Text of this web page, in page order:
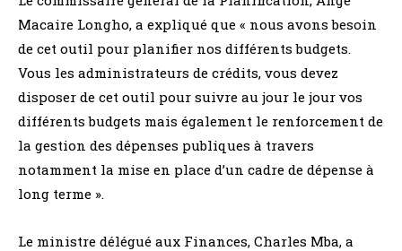
Macaire Longho, a expliqué que « nous avons besoin
de cet outil pour planifier nos différents budgets.
Vous les administrateurs de crédits, vous devez
disposer de cet outil pour suivre au jour le jour vos
différents budgets mais également le renforcement de
la gestion des dépenses publiques à travers
notamment la mise en place d’un cadre de dépense à
long terme ».
Le ministre délégué aux Finances, Charles Mba, a